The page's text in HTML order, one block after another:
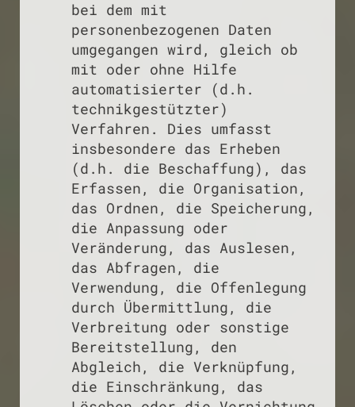
bei dem mit
personenbezogenen Daten
umgegangen wird, gleich ob
mit oder ohne Hilfe
automatisierter (d.h.
technikgestützter)
Verfahren. Dies umfasst
insbesondere das Erheben
(d.h. die Beschaffung), das
Erfassen, die Organisation,
das Ordnen, die Speicherung,
die Anpassung oder
Veränderung, das Auslesen,
das Abfragen, die
Verwendung, die Offenlegung
durch Übermittlung, die
Verbreitung oder sonstige
Bereitstellung, den
Abgleich, die Verknüpfung,
die Einschränkung, das